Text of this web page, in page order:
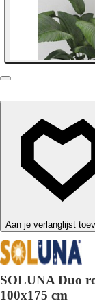
SOLUNA Duo
100x175 cm